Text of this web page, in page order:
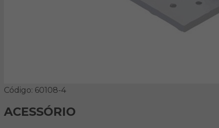
Código: 60108-4
ACESSÓRIO